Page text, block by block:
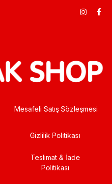
Mesafeli Satış Sözleşmesi
Gizlilik Politikası
Teslimat & İade
Politikası